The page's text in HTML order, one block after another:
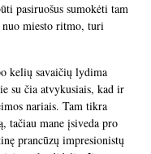
pasiruošus sumokėti tam
miesto ritmo, turi
kelių savaičių lydima
su čia atvykusiais, kad ir
nariais. Tam tikra
tačiau mane įsiveda pro
prancūzų impresionistų